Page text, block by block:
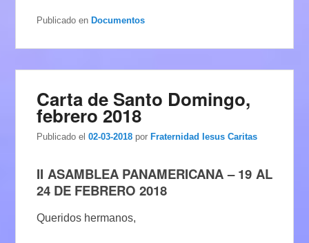
Publicado en Documentos
Carta de Santo Domingo,
febrero 2018
Publicado el 02-03-2018 porFraternidad Iesus Caritas
II ASAMBLEA PANAMERICANA – 19 AL
24 DE FEBRERO 2018
Queridos hermanos,